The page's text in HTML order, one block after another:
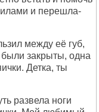
и перешла-
между её губ,
были закрыты, одна
Детка, ты
развела ноги